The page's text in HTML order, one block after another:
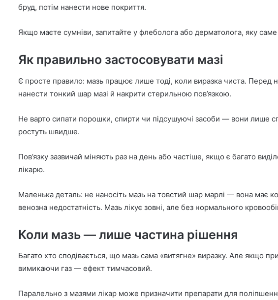
бруд, потім нанести нове покриття.
Якщо маєте сумніви, запитайте у флеболога або дерматолога, яку
Як правильно застосовувати мазі
Є просте правило: мазь працює лише тоді, коли виразка чиста. Перед
нанести тонкий шар мазі й накрити стерильною пов’язкою.
Не варто сипати порошки, спирти чи підсушуючі засоби — вони лише
ростуть швидше.
Пов’язку зазвичай міняють раз на день або частіше, якщо є багато
лікарю.
Маленька деталь: не наносіть мазь на товстий шар марлі — вона має
венозна недостатність. Мазь лікує зовні, але без нормального
Коли мазь — лише частина рішення
Багато хто сподівається, що мазь сама «витягне» виразку. Але якщо
вимикаючи газ — ефект тимчасовий.
Паралельно з мазями лікар може призначити препарати для